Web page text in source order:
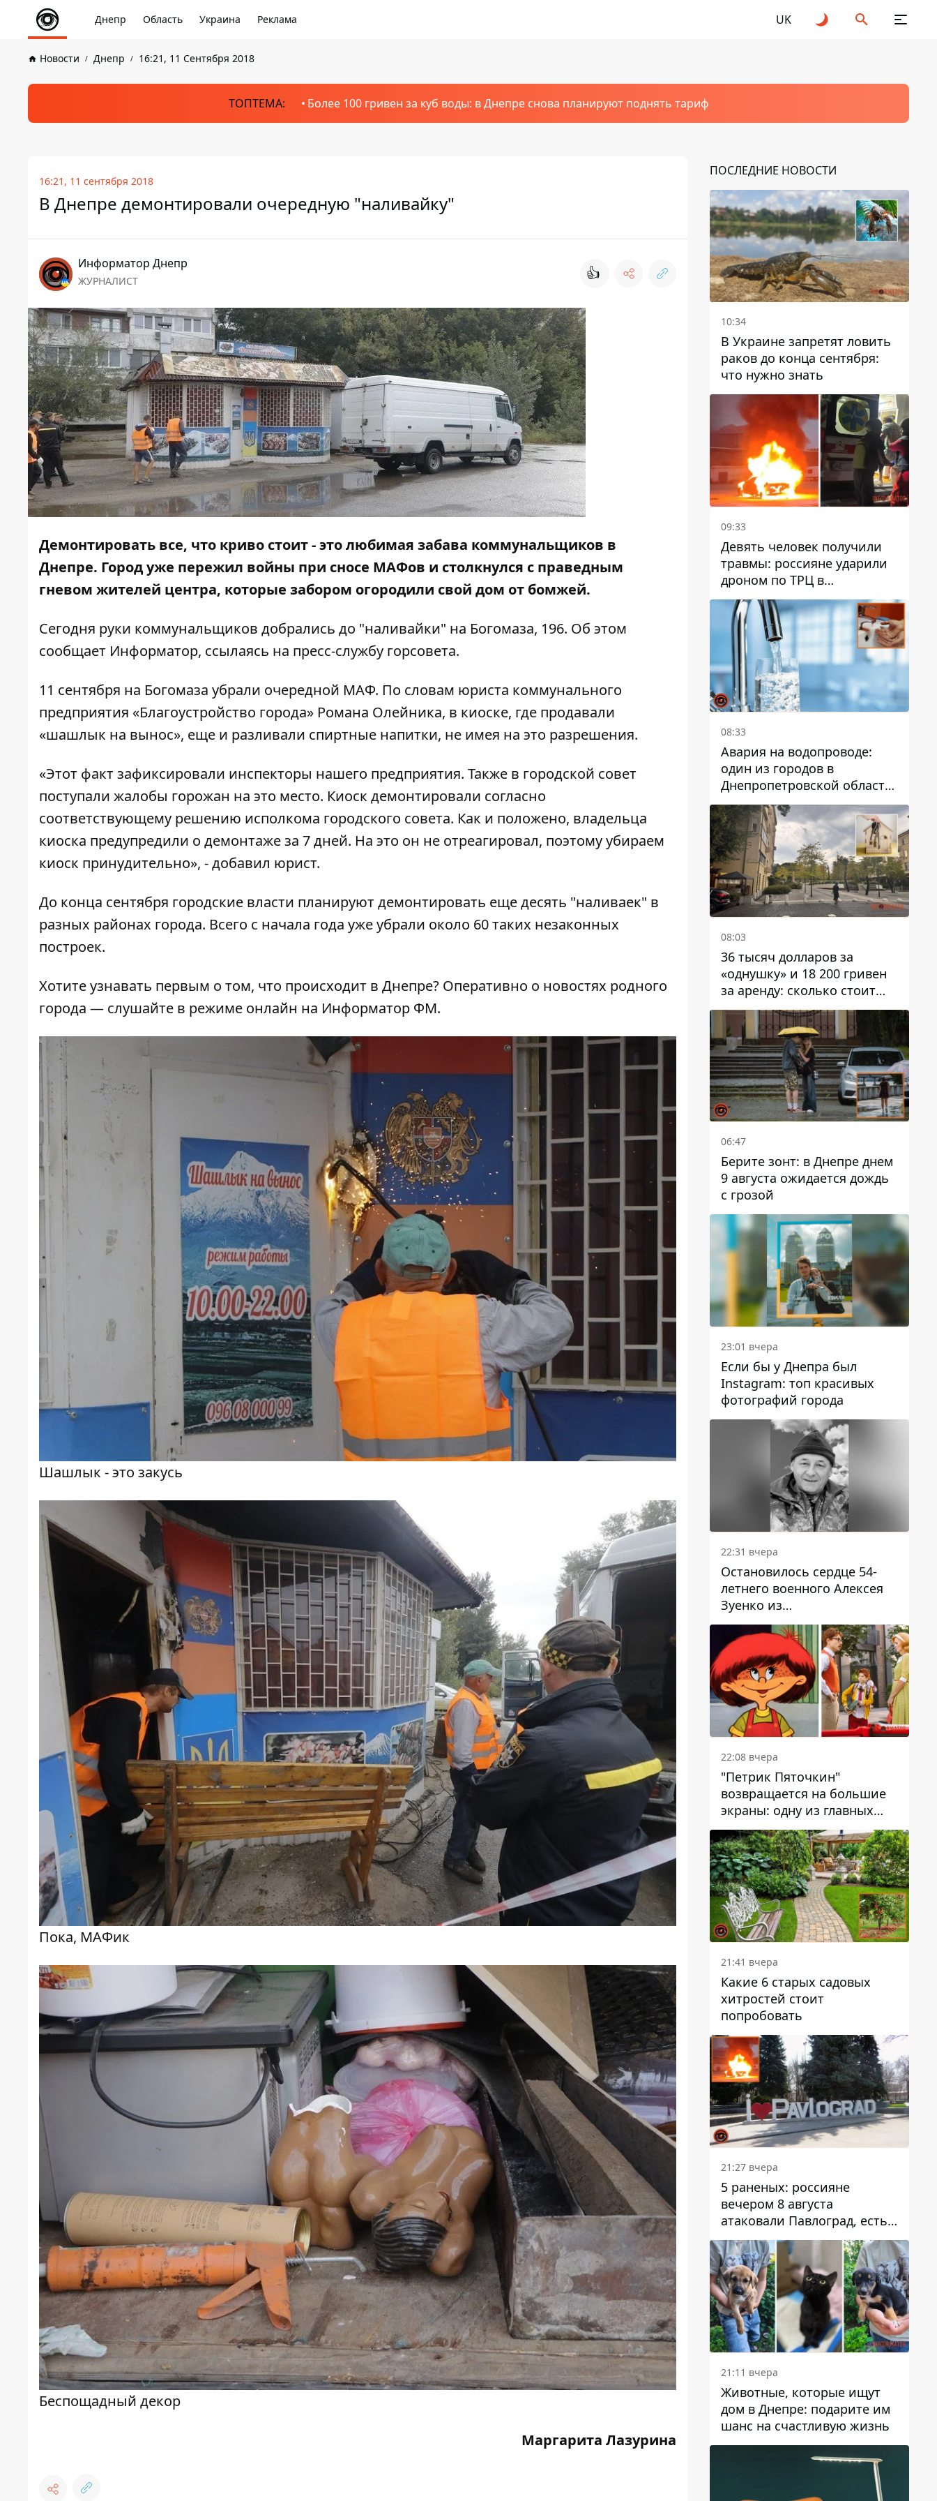
Днепр Область Украина Реклама UK
Новости Днепр 16:21, 11 Сентября 2018
ТОПТЕМА: Более 100 гривен за куб воды: в Днепре снова планируют поднять тариф
16:21, 11 сентября 2018
В Днепре демонтировали очередную "наливайку"
Информатор Днепр
ЖУРНАЛИСТ 👍
Демонтировать все, что криво стоит - это любимая забава коммунальщиков в
Днепре. Город уже пережил войны при сносе МАФов и столкнулся с праведным
гневом жителей центра, которые забором огородили свой дом от бомжей.
Сегодня руки коммунальщиков добрались до "наливайки" на Богомаза, 196. Об этом
сообщает Информатор, ссылаясь на пресс-службу горсовета.
11 сентября на Богомаза убрали очередной МАФ. По словам юриста коммунального
предприятия «Благоустройство города» Романа Олейника, в киоске, где продавали
«шашлык на вынос», еще и разливали спиртные напитки, не имея на это разрешения.
«Этот факт зафиксировали инспекторы нашего предприятия. Также в городской совет
поступали жалобы горожан на это место. Киоск демонтировали согласно
соответствующему решению исполкома городского совета. Как и положено, владельца
киоска предупредили о демонтаже за 7 дней. На это он не отреагировал, поэтому убираем
киоск принудительно», - добавил юрист.
До конца сентября городские власти планируют демонтировать еще десять "наливаек" в
разных районах города. Всего с начала года уже убрали около 60 таких незаконных
построек.
Хотите узнавать первым о том, что происходит в Днепре? Оперативно о новостях родного
города — слушайте в режиме онлайн на Информатор ФМ.
Шашлык - это закусь
Пока, МАФик
Беспощадный декор
Маргарита Лазурина
ПОСЛЕДНИЕ НОВОСТИ
10:34
В Украине запретят ловить
раков до конца сентября:
что нужно знать
09:33
Девять человек получили
травмы: россияне ударили
дроном по ТРЦ в
Павлограде, будет ли
работать заведение в
дальнейшем
08:33
Авария на водопроводе:
один из городов в
Днепропетровской области
остался без воды
08:03
36 тысяч долларов за
«однушку» и 18 200 гривен
за аренду: сколько стоит
жилье в Днепропетровской
области
06:47
Берите зонт: в Днепре днем ​​
9 августа ожидается дождь
с грозой
23:01 вчера
Если бы у Днепра был
Instagram: топ красивых
фотографий города
22:31 вчера
Остановилось сердце 54-
летнего военного Алексея
Зуенко из
Днепропетровской области
22:08 вчера
"Петрик Пяточкин"
возвращается на большие
экраны: одну из главных
ролей сыграет 9-летний
днепрянин Александр
Войтеховский
21:41 вчера
Какие 6 старых садовых
хитростей стоит
попробовать
21:27 вчера
5 раненых: россияне
вечером 8 августа
атаковали Павлоград, есть
возгорание
21:11 вчера
Животные, которые ищут
дом в Днепре: подарите им
шанс на счастливую жизнь